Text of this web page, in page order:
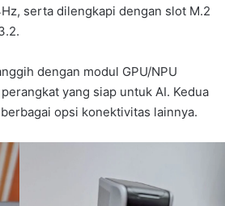
serta dilengkapi dengan slot M.2
dengan modul GPU/NPU
yang siap untuk AI. Kedua
opsi konektivitas lainnya.